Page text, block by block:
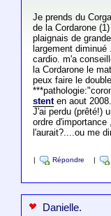
Je prends du
de la Cordarone
plaignais de
largement
cardio. m'a
la Cordarone le
peux faire le
stenten aout
J'ai perdu (prêté!)
ordre d'importance
l'aurait?....ou me
Répondre
Danielle.